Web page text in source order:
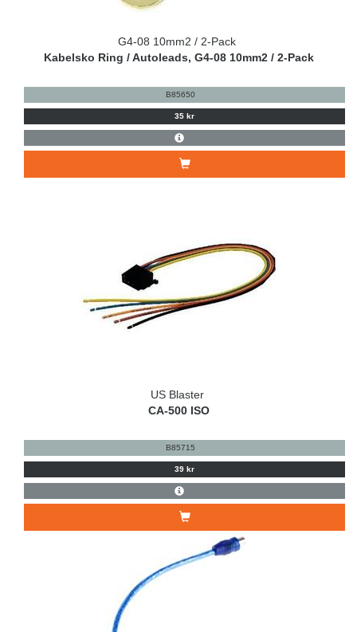
G4-08 10mm2 / 2-Pack
Kabelsko Ring / Autoleads, G4-08 10mm2 / 2-Pack
B85650
35 kr
US Blaster
CA-500 ISO
B85715
39 kr